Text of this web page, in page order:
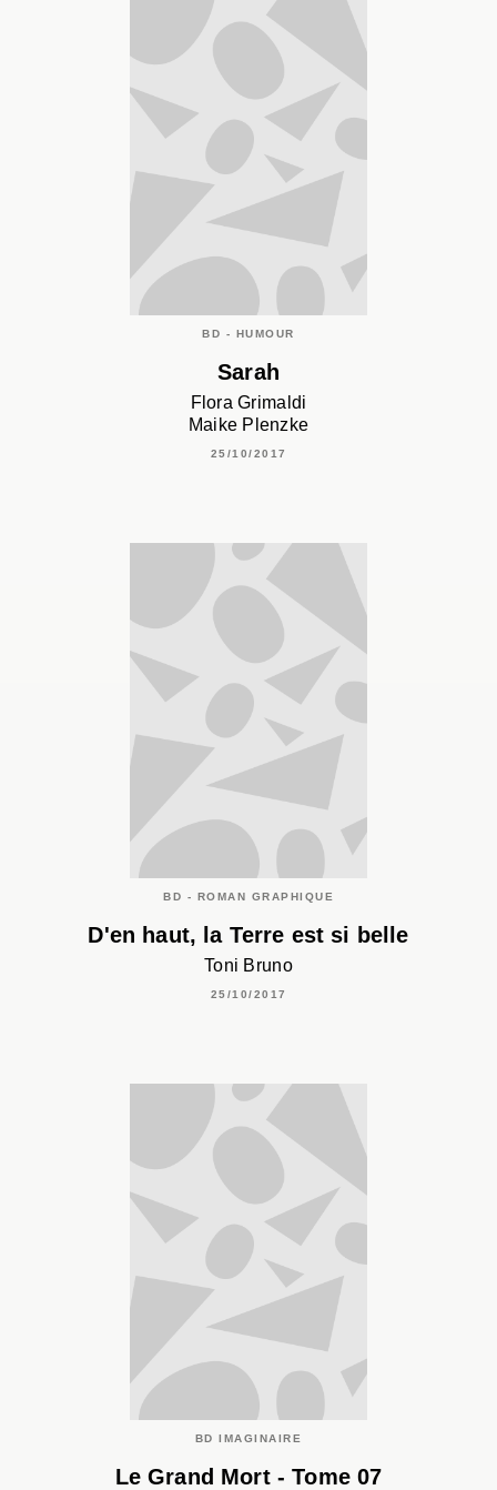
BD - HUMOUR
Sarah
Flora Grimaldi
Maike Plenzke
25/10/2017
BD - ROMAN GRAPHIQUE
D'en haut, la Terre est si belle
Toni Bruno
25/10/2017
BD IMAGINAIRE
Le Grand Mort - Tome 07